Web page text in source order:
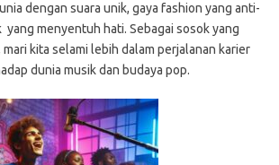
dengan suara unik, gaya fashion yang anti-
yang menyentuh hati. Sebagai sosok yang
kita selami lebih dalam perjalanan karier
dunia musik dan budaya pop.